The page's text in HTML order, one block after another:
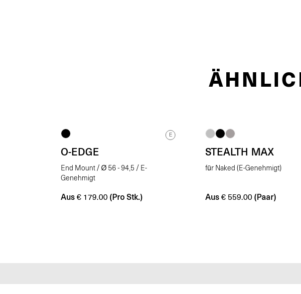
E
O-EDGE
End Mount / Ø 56 - 94,5 / E-
Genehmigt
Aus € 179.00 (Pro Stk.)
STEALTH MAX
für Naked (E-Genehmigt)
Aus € 559.00 (Paar)